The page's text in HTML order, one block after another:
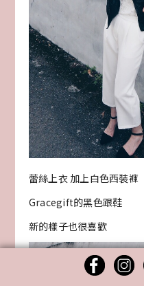
蕾絲上衣 加上白色西裝褲
Gracegift的黑色跟鞋
新的樣子也很喜歡